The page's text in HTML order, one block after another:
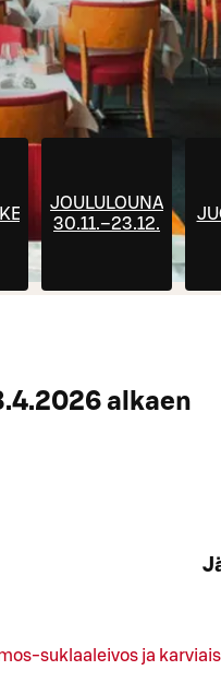
JOULULOUNAS
30.11.–23.12.
alkaen
suklaaleivos ja